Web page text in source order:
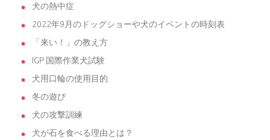
犬の熱中症
2022年9月のドッグショーや犬のイベントの時刻表
「来い！」の教え方
IGP 国際作業犬試験
犬用口輪の使用目的
冬の遊び
犬の攻撃訓練
犬が石を食べる理由とは？